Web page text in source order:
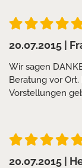
20.07.2015 |
Wir sagen
Beratung vor
Vorstellungen
20.07.2015 |